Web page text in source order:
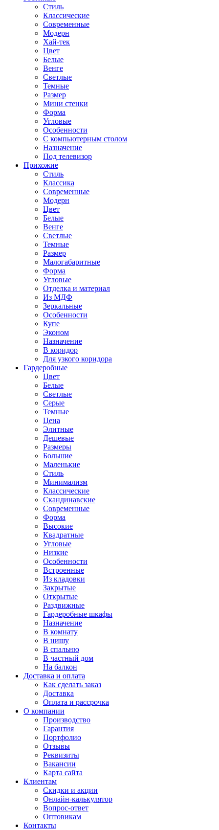
Стиль
Классические
Современные
Модерн
Хай-тек
Цвет
Белые
Венге
Светлые
Темные
Размер
Мини стенки
Форма
Угловые
Особенности
С компьютерным столом
Назначение
Под телевизор
Прихожие
Стиль
Классика
Современные
Модерн
Цвет
Белые
Венге
Светлые
Темные
Размер
Малогабаритные
Форма
Угловые
Отделка и материал
Из МДФ
Зеркальные
Особенности
Купе
Эконом
Назначение
В коридор
Для узкого коридора
Гардеробные
Цвет
Белые
Светлые
Серые
Темные
Цена
Элитные
Дешевые
Размеры
Большие
Маленькие
Стиль
Минимализм
Классические
Скандинавские
Современные
Форма
Высокие
Квадратные
Угловые
Низкие
Особенности
Встроенные
Из кладовки
Закрытые
Открытые
Раздвижные
Гардеробные шкафы
Назначение
В комнату
В нишу
В спальню
В частный дом
На балкон
Доставка и оплата
Как сделать заказ
Доставка
Оплата и рассрочка
О компании
Производство
Гарантия
Портфолио
Отзывы
Реквизиты
Вакансии
Карта сайта
Клиентам
Скидки и акции
Онлайн-калькулятор
Вопрос-ответ
Оптовикам
Контакты